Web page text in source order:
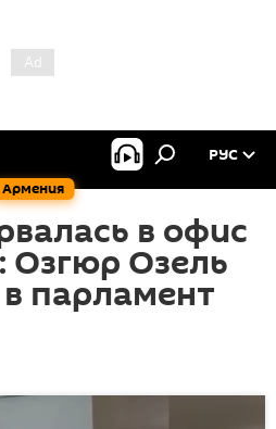
Армения
РУС
в офис
Озгюр Озель
парламент